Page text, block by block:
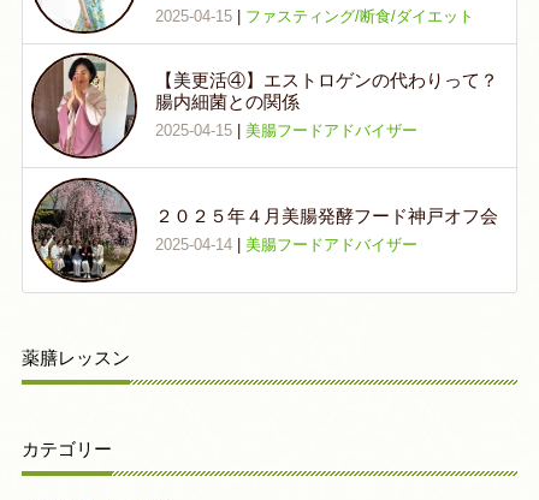
2025-04-15| ファスティング/断食/ダイエット
【美更活④】エストロゲンの代わりって？
腸内細菌との関係
2025-04-15| 美腸フードアドバイザー
２０２５年４月美腸発酵フード神戸オフ会
2025-04-14| 美腸フードアドバイザー
薬膳レッスン
カテゴリー